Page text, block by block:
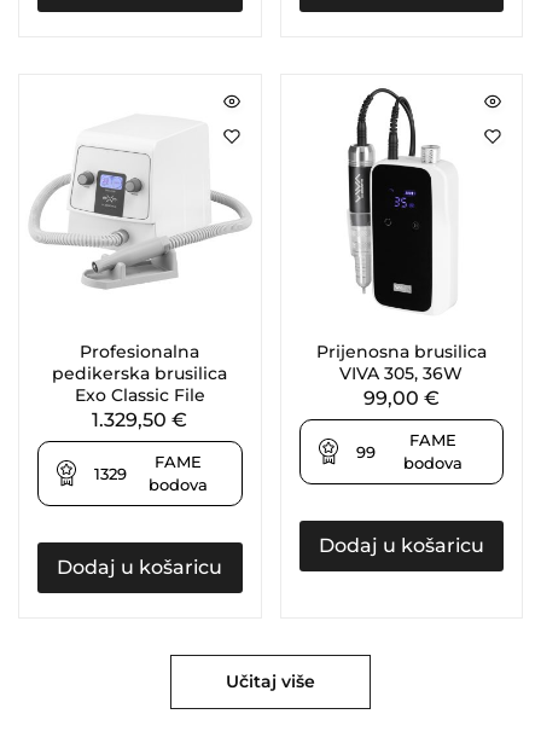
Profesionalna
pedikerska brusilica
Exo Classic File
1.329,50€
1329
FAME
bodova
Dodaj u košaricu
Prijenosna brusilica
VIVA 305, 36W
99,00 €
99
FAME
bodova
Dodaj u košaricu
Učitaj više